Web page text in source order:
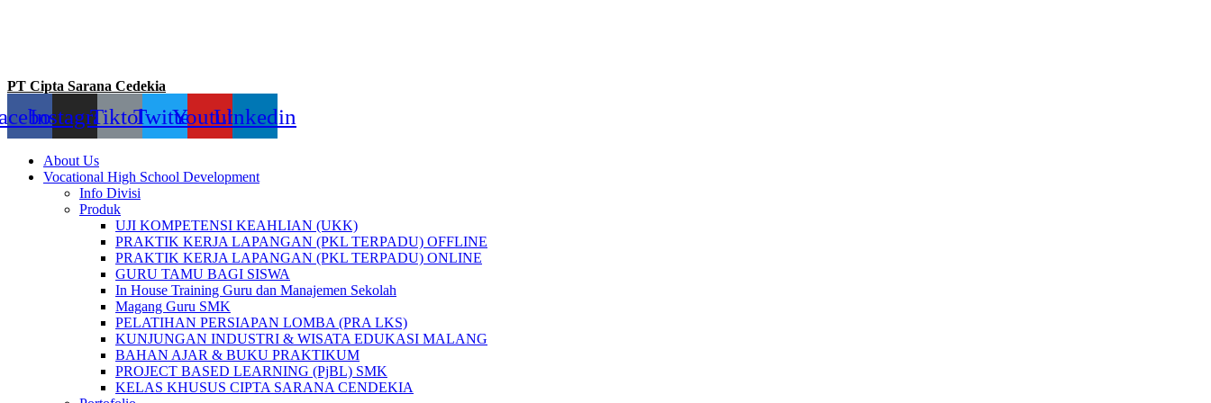
PT Cipta Sarana Cedekia
InstagramTiktokTwitterYoutubeLinkedin
About Us
Vocational High School Development
Info Divisi
Produk
UJI KOMPETENSI KEAHLIAN (UKK)
PRAKTIK KERJA LAPANGAN (PKL TERPADU) OFFLINE
PRAKTIK KERJA LAPANGAN (PKL TERPADU) ONLINE
GURU TAMU BAGI SISWA
In House Training Guru dan Manajemen Sekolah
Magang Guru SMK
PELATIHAN PERSIAPAN LOMBA (PRA LKS)
KUNJUNGAN INDUSTRI & WISATA EDUKASI MALANG
BAHAN AJAR & BUKU PRAKTIKUM
PROJECT BASED LEARNING (PjBL) SMK
KELAS KHUSUS CIPTA SARANA CENDEKIA